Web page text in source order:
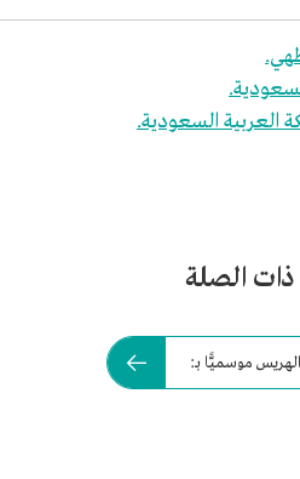
العربية السعودية.
ذات الصلة
موسميًّا بـ: